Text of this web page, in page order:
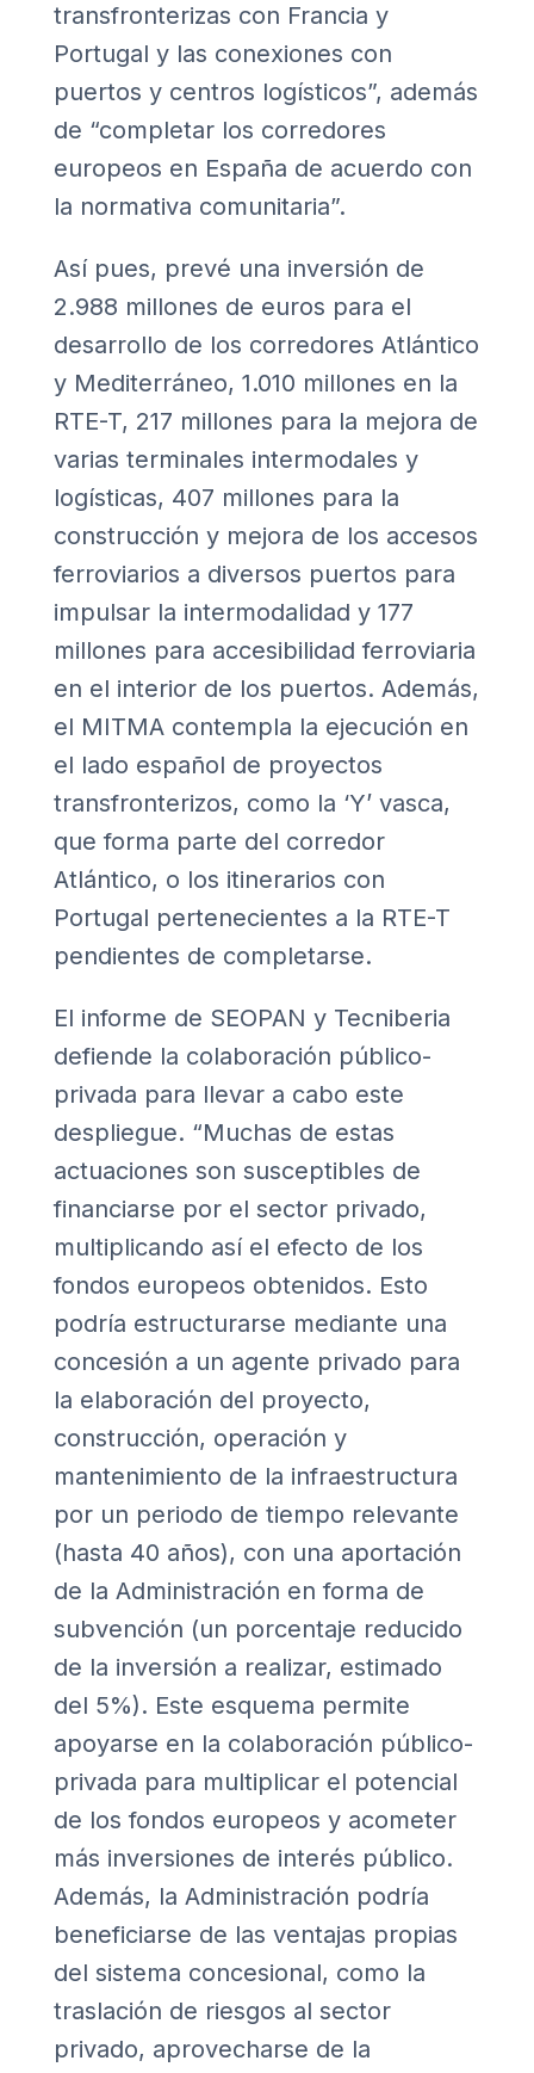
transfronterizas con Francia y
Portugal y las conexiones con
puertos y centros logísticos”, además
de “completar los corredores
europeos en España de acuerdo con
la normativa comunitaria”.
Así pues, prevé una inversión de
2.988 millones de euros para el
desarrollo de los corredores Atlántico
y Mediterráneo, 1.010 millones en la
RTE-T, 217 millones para la mejora de
varias terminales intermodales y
logísticas, 407 millones para la
construcción y mejora de los accesos
ferroviarios a diversos puertos para
impulsar la intermodalidad y 177
millones para accesibilidad ferroviaria
en el interior de los puertos. Además,
el MITMA contempla la ejecución en
el lado español de proyectos
transfronterizos, como la ‘Y’ vasca,
que forma parte del corredor
Atlántico, o los itinerarios con
Portugal pertenecientes a la RTE-T
pendientes de completarse.
El informe de SEOPAN y Tecniberia
defiende la colaboración público-
privada para llevar a cabo este
despliegue. “Muchas de estas
actuaciones son susceptibles de
financiarse por el sector privado,
multiplicando así el efecto de los
fondos europeos obtenidos. Esto
podría estructurarse mediante una
concesión a un agente privado para
la elaboración del proyecto,
construcción, operación y
mantenimiento de la infraestructura
por un periodo de tiempo relevante
(hasta 40 años), con una aportación
de la Administración en forma de
subvención (un porcentaje reducido
de la inversión a realizar, estimado
del 5%). Este esquema permite
apoyarse en la colaboración público-
privada para multiplicar el potencial
de los fondos europeos y acometer
más inversiones de interés público.
Además, la Administración podría
beneficiarse de las ventajas propias
del sistema concesional, como la
traslación de riesgos al sector
privado, aprovecharse de la